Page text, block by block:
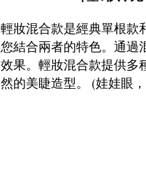
輕妝混合款是經典單根款
您結合兩者的特色。通過
效果。輕妝混合款提供多
然的美睫造型。 (娃娃眼